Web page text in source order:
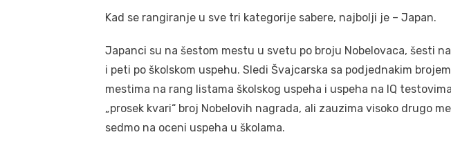
Kad se rangiranje u sve tri kategorije sabere, najbolji je – Japan.
Japanci su na šestom mestu u svetu po broju Nobelovaca, šesti
i peti po školskom uspehu. Sledi Švajcarska sa podjednakim
mestima na rang listama školskog uspeha i uspeha na IQ
„prosek kvari“ broj Nobelovih nagrada, ali zauzima visoko drugo
sedmo na oceni uspeha u školama.